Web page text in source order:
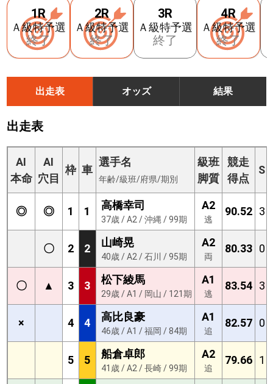
1R
Ａ級特予選
終了
2R
Ａ級特予選
終了
3R
Ａ級特予選
終了
4R
Ａ級特予選
終了
出走表 オッズ 結果
出走表
AI
本命
AI
穴目
枠 車
選手名
年齢/級班/府県/期別
級班
脚質
競走
得点
S
◎ ◎ 1 1 高橋幸司
37歳 / A2 / 沖縄 / 99期
A2
逃
90.52 3
〇 2 2 山崎晃
40歳 / A2 / 石川 / 95期
A2
両
80.33 0
〇 ▲ 3 3 松下綾馬
29歳 / A1 / 岡山 / 121期
A1
逃
83.54 3
× 4 4 高比良豪
46歳 / A1 / 福岡 / 84期
A1
追
82.57 0
5 5 船倉卓郎
41歳 / A2 / 長崎 / 99期
A2
追
79.66 1